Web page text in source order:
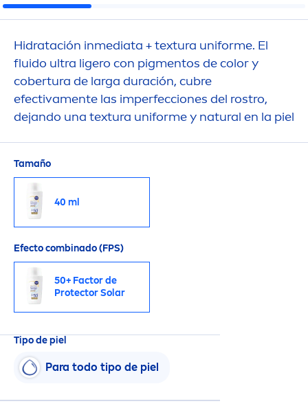
Hidratación inmediata + textura uniforme. El
fluido ultra ligero con pigmentos decolory
cobertura de larga duración, cubre
efectivamente las imperfecciones del rostro,
dejando una textura uniforme y natural en la piel
Tamaño
40 ml
Efecto combinado (FPS)
50+ Factor de
Protector Solar
Tipo de piel
Para todo tipo de piel